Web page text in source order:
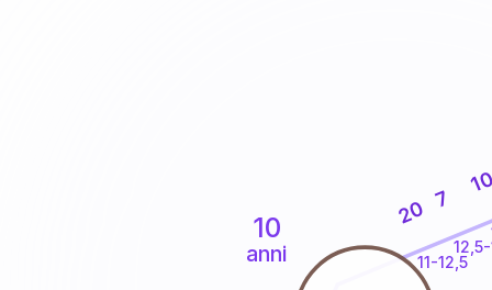
10
anni 11-12,5
20 7
10